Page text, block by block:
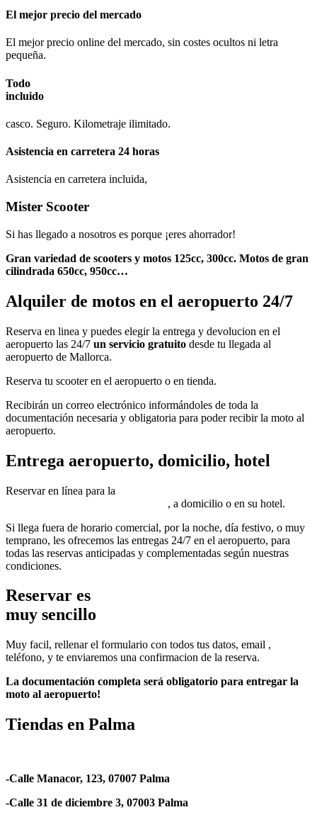
El mejor precio del mercado
El mejor precio online del mercado, sin costes ocultos ni letra
pequeña.
Todo
incluido
casco. Seguro. Kilometraje ilimitado.
Asistencia en carretera 24 horas
Asistencia en carretera incluida,
Mister Scooter
Si has llegado a nosotros es porque ¡eres ahorrador!
Gran variedad de scooters y motos 125cc, 300cc. Motos de gran
cilindrada 650cc, 950cc…
Alquiler de motos en el aeropuerto 24/7
Reserva en linea y puedes elegir la entrega y devolucion en el
aeropuerto las 24/7 un servicio gratuito desde tu llegada al
aeropuerto de Mallorca.
Reserva tu scooter en el aeropuerto o en tienda.
Recibirán un correo electrónico informándoles de toda la
documentación necesaria y obligatoria para poder recibir la moto al
aeropuerto.
Entrega aeropuerto, domicilio, hotel
Reservar en línea para la
, a domicilio o en su hotel.
Si llega fuera de horario comercial, por la noche, día festivo, o muy
temprano, les ofrecemos las entregas 24/7 en el aeropuerto, para
todas las reservas anticipadas y complementadas según nuestras
condiciones.
Reservar es
muy sencillo
Muy facil, rellenar el formulario con todos tus datos, email ,
teléfono, y te enviaremos una confirmacion de la reserva.
La documentación completa será obligatorio para entregar la
moto al aeropuerto!
Tiendas en Palma
-Calle Manacor, 123, 07007 Palma
-Calle 31 de diciembre 3, 07003 Palma